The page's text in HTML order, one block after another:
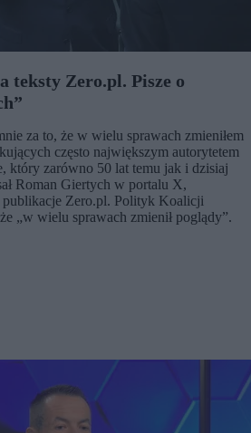
teksty Zero.pl. Pisze o
za to, że w wielu sprawach zmieniłem
często największym autorytetem
który zarówno 50 lat temu jak i dzisiaj
Roman Giertych w portalu X,
publikacje Zero.pl. Polityk Koalicji
„w wielu sprawach zmienił poglądy”.